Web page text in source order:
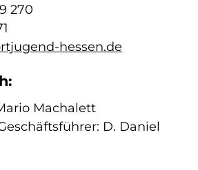
270
hessen.de
Machalett
D. Daniel